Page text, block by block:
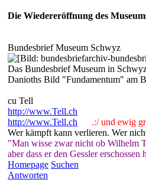
Die Wiedereröffnung des
Bundesbrief Museum Schwyz
Das Bundesbrief Museum in
Danioths Bild "Fundamentum" am
cu Tell
http://www.Tell.ch
http://www.Tell.ch
.:/ und ewig
Wer kämpft kann verlieren. Wer
"Man wisse zwar nicht ob Wilhelm
aber dass er den Gessler
Homepage Suchen
Antworten